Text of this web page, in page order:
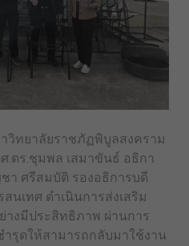
วิทยาลัยราชภัฏพิบูลสงคราม
.ดร.ชุมพล เสมาขันธ์ อธิกา
า ศรีสมบัติ รองอธิการบดี
นเทศ ดำเนินการส่งเสริม
างมีประสิทธิภาพ ผ่านการ
รุดให้สามารถกลับมาใช้งาน